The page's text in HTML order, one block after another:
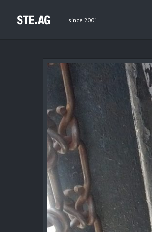
since 2001